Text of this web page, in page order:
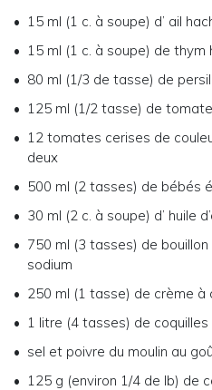
15 ml (1 c. à soupe) d’ ail
15 ml (1 c. à soupe) de thym
80 ml (1/3 de tasse) de
125 ml (1/2 tasse) de
12 tomates cerises de
deux
500 ml (2 tasses) de bébés
30 ml (2 c. à soupe) d’ huile
750 ml (3 tasses) de
sodium
250 ml (1 tasse) de crème à
1 litre (4 tasses) de coquilles
sel et poivre du moulin au
125 g (environ 1/4 de lb) de